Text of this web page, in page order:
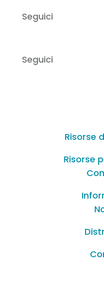
Seguici
Seguici
Risorse
Risorse